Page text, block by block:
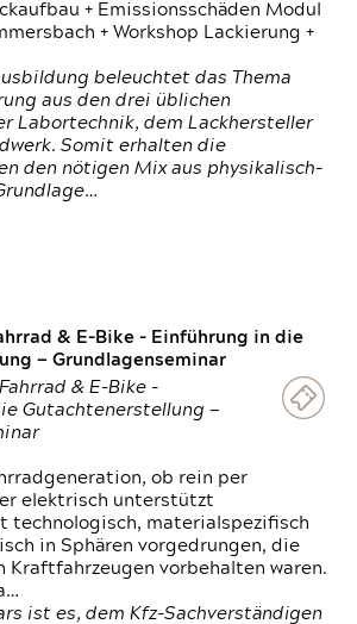
+ Emissionsschäden Modul
+ Workshop Lackierung +
beleuchtet das Thema
aus den drei üblichen
Labortechnik, dem Lackhersteller
Somit erhalten die
den nötigen Mix aus physikalisch-
& E-Bike - Einführung in die
— Grundlagenseminar
& E-Bike -
Gutachtenerstellung —
ob rein per
elektrisch unterstützt
technologisch, materialspezifisch
in Sphären vorgedrungen, die
Kraftfahrzeugen vorbehalten waren.
ist es, dem Kfz-Sachverständigen